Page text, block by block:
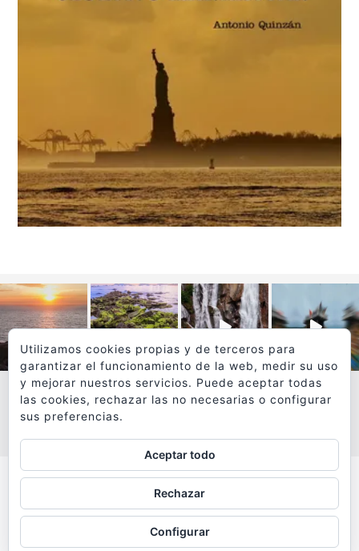
VER MÁS
Todos los textos y fotografías de
www.viajesyfotografia.comson propiedad de su autor
y están protegidos por © Copyright
Utilizamos cookies propias y de terceros para
garantizar el funcionamiento de la web, medir su uso
y mejorar nuestros servicios. Puede aceptar todas
las cookies, rechazar las no necesarias o configurar
sus preferencias.
Aceptar todo
Rechazar
Configurar